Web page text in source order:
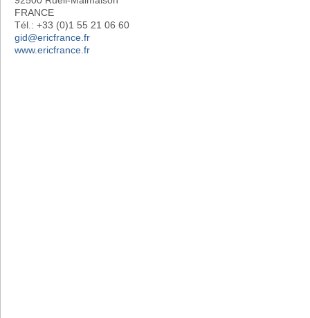
FRANCE
Tél.: +33 (0)1 55 21 06 60
gid@ericfrance.fr
www.ericfrance.fr